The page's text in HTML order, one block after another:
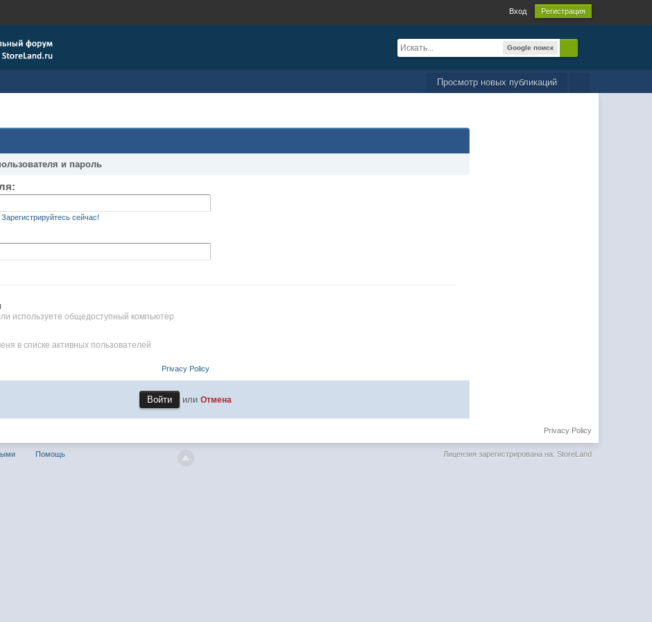
Вход Регистрация
Google поиск
Просмотр новых публикаций
и пароль
Зарегистрируйтесь сейчас!
используете общедоступный компьютер
в списке активных пользователей
Privacy Policy
илиОтмена
Privacy Policy
Помощь Лицензия зарегистрирована на: StoreLand